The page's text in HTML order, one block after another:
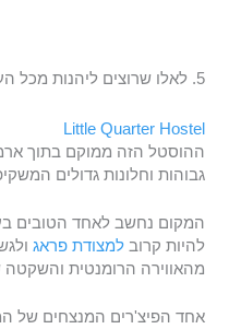
5. לאלו שרוצים ליהנות מכל העולמות
Little Quarter Hostel
ההוסטל הזה ממוקם בתוך
גבוהות וחלונות גדולים
המקום נחשב לאחד הטובים
להיות קרובלמצודת פראג
מהאווירה הרומנטית
אחד הפיצ'רים המנצחים של